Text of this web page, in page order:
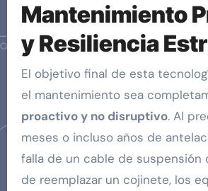
Mantenimiento
y Resiliencia
El objetivo final de esta
el mantenimiento sea
proactivo y no disruptivo. Al
meses o incluso años de
falla de un cable de suspensión
de reemplazar un cojinete, los